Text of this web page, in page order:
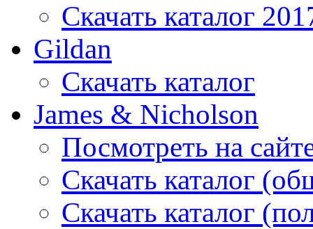
Скачать каталог
Gildan
Скачать каталог
James & Nicholson
Посмотреть на
Скачать каталог
Скачать каталог